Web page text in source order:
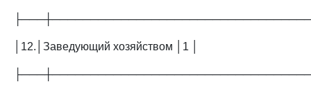
│12.│Заведующий хозяйством │1 │